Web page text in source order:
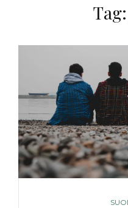
Tag: